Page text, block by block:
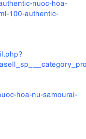
nuoc-hoa-
100-authentic-
hoa-nu-samourai-